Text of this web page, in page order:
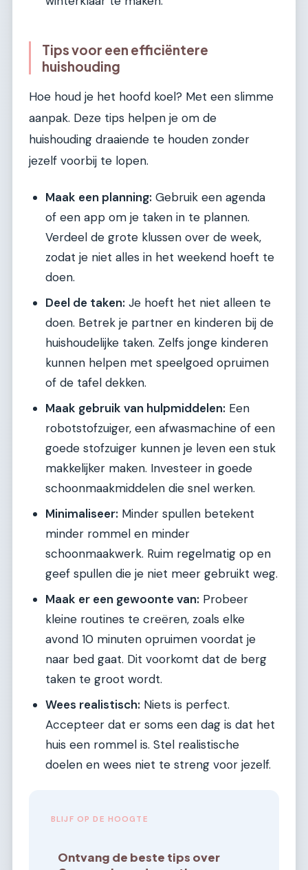
Tips voor een efficiëntere
huishouding
Hoe houd je het hoofd koel? Met een slimme
aanpak. Deze tips helpen je om de
huishouding draaiende te houden zonder
jezelf voorbij te lopen.
Maak een planning: Gebruik een agenda
of een app om je taken in te plannen.
Verdeel de grote klussen over de week,
zodat je niet alles in het weekend hoeft te
doen.
Deel de taken: Je hoeft het niet alleen te
doen. Betrek je partner en kinderen bij de
huishoudelijke taken. Zelfs jonge kinderen
kunnen helpen met speelgoed opruimen
of de tafel dekken.
Maak gebruik van hulpmiddelen: Een
robotstofzuiger, een afwasmachine of een
goede stofzuiger kunnen je leven een stuk
makkelijker maken. Investeer in goede
schoonmaakmiddelen die snel werken.
Minimaliseer: Minder spullen betekent
minder rommel en minder
schoonmaakwerk. Ruim regelmatig op en
geef spullen die je niet meer gebruikt weg.
Maak er een gewoonte van: Probeer
kleine routines te creëren, zoals elke
avond 10 minuten opruimen voordat je
naar bed gaat. Dit voorkomt dat de berg
taken te groot wordt.
Wees realistisch: Niets is perfect.
Accepteer dat er soms een dag is dat het
huis een rommel is. Stel realistische
doelen en wees niet te streng voor jezelf.
BLIJF OP DE HOOGTE
Ontvang de beste tips over